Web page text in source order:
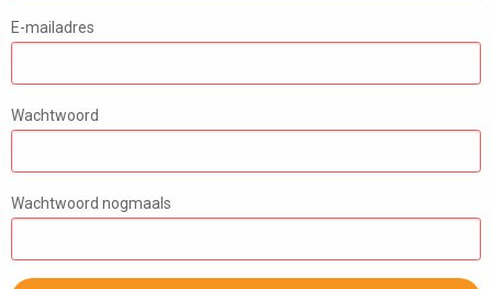
E-mailadres
Wachtwoord
Wachtwoord nogmaals